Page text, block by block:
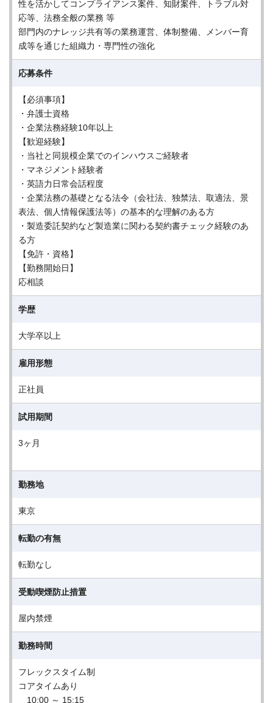
性を活かしてコンプライアンス案件、知財案件、トラブル対
応等、法務全般の業務 等
部門内のナレッジ共有等の業務運営、体制整備、メンバー育
成等を通じた組織力・専門性の強化
応募条件
【必須事項】
・弁護士資格
・企業法務経験10年以上
【歓迎経験】
・当社と同規模企業でのインハウスご経験者
・マネジメント経験者
・英語力日常会話程度
・企業法務の基礎となる法令（会社法、独禁法、取適法、景
表法、個人情報保護法等）の基本的な理解のある方
・製造委託契約など製造業に関わる契約書チェック経験のあ
る方
【免許・資格】
【勤務開始日】
応相談
学歴
大学卒以上
雇用形態
正社員
試用期間
3ヶ月
勤務地
東京
転勤の有無
転勤なし
受動喫煙防止措置
屋内禁煙
勤務時間
フレックスタイム制
コアタイムあり
10:00 ～ 15:15